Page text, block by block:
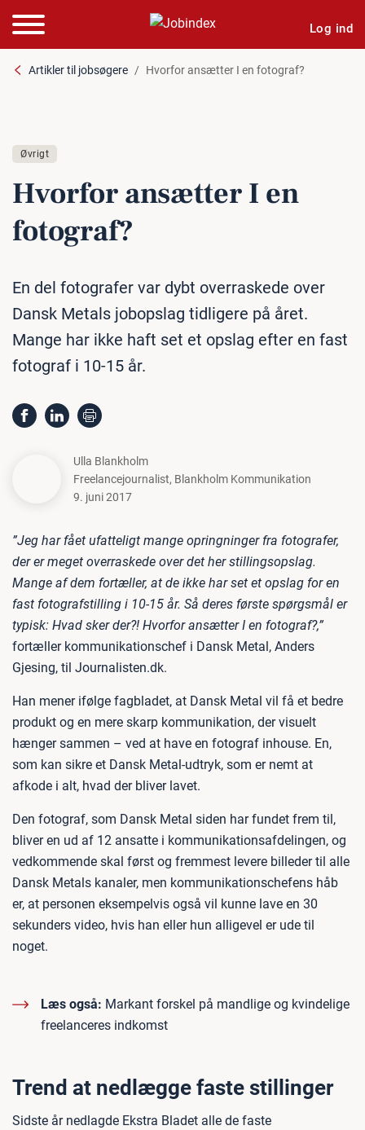
Log ind
Artikler til jobsøgere Hvorfor ansætter I en fotograf?
Øvrigt
Hvorfor ansætter I en
fotograf?
En del fotografer var dybt overraskede over
Dansk Metals jobopslag tidligere på året.
Mange har ikke haft set et opslag efter en fast
fotograf i 10-15 år.
Ulla Blankholm
Freelancejournalist, Blankholm Kommunikation
9. juni 2017
”Jeg har fået ufatteligt mange opringninger fra fotografer,
der er meget overraskede over det her stillingsopslag.
Mange af dem fortæller, at de ikke har set et opslag for en
fast fotografstilling i 10-15 år. Så deres første spørgsmål er
typisk: Hvad sker der?! Hvorfor ansætter I en fotograf?,”
fortæller kommunikationschef i Dansk Metal, Anders
Gjesing, til Journalisten.dk.
Han mener ifølge fagbladet, at Dansk Metal vil få et bedre
produkt og en mere skarp kommunikation, der visuelt
hænger sammen – ved at have en fotograf inhouse. En,
som kan sikre et Dansk Metal-udtryk, som er nemt at
afkode i alt, hvad der bliver lavet.
Den fotograf, som Dansk Metal siden har fundet frem til,
bliver en ud af 12 ansatte i kommunikationsafdelingen, og
vedkommende skal først og fremmest levere billeder til alle
Dansk Metals kanaler, men kommunikationschefens håb
er, at personen eksempelvis også vil kunne lave en 30
sekunders video, hvis han eller hun alligevel er ude til
noget.
Læs også: Markant forskel på mandlige og kvindelige
freelanceres indkomst
Trend at nedlægge faste stillinger
Sidste år nedlagde Ekstra Bladet alle de faste